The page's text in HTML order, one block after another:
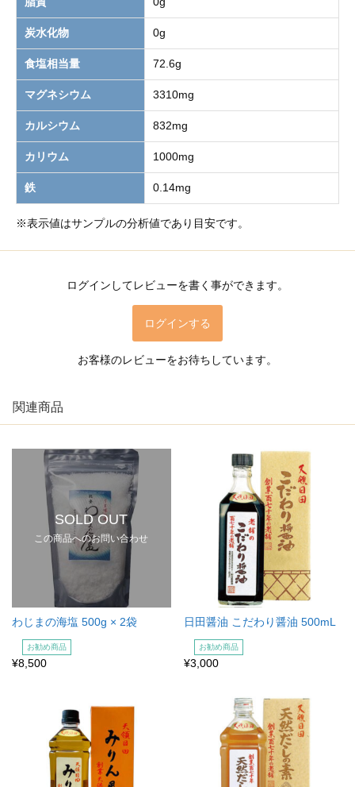
炭水化物 0g
食塩相当量 72.6g
マグネシウム 3310mg
カルシウム 832mg
カリウム 1000mg
鉄 0.14mg
※表示値はサンプルの分析値であり目安です。
ログインしてレビューを書く事ができます。
ログインする
お客様のレビューをお待ちしています。
関連商品
SOLD OUT
この商品へのお問い合わせ
わじまの海塩 500g × 2袋
お勧め商品
¥8,500
日田醤油 こだわり醤油 500mL
お勧め商品
¥3,000